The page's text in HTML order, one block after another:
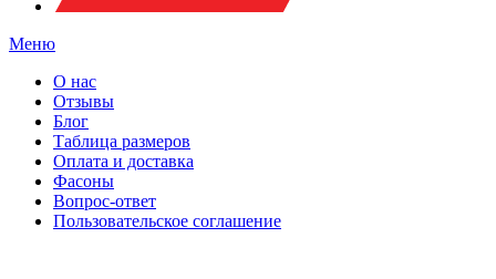
Меню
О нас
Отзывы
Блог
Таблица размеров
Оплата и доставка
Фасоны
Вопрос-ответ
Пользовательское соглашение